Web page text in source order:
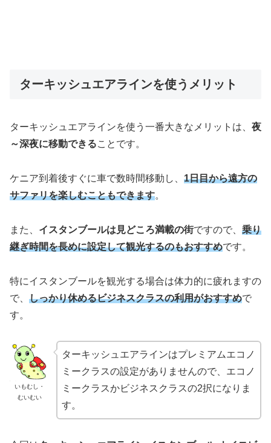
ターキッシュエアラインを使うメリット
ターキッシュエアラインを使う一番大きなメリットは、 夜
～深夜に移動できることです。
ケニア到着後すぐに車で数時間移動し、 1日目から遠方の
サファリを楽しむこともできます。
また、 イスタンブールは見どころ満載の街ですので、 乗り
継ぎ時間を長めに設定して観光するのもおすすめです。
特にイスタンブールを観光する場合は体力的に疲れますの
で、 しっかり休めるビジネスクラスの利用がおすすめで
す。
いもむし・
むいむい
ターキッシュエアラインはプレミアムエコノ
ミークラスの設定がありませんので、エコノ
ミークラスかビジネスクラスの2択になりま
す。